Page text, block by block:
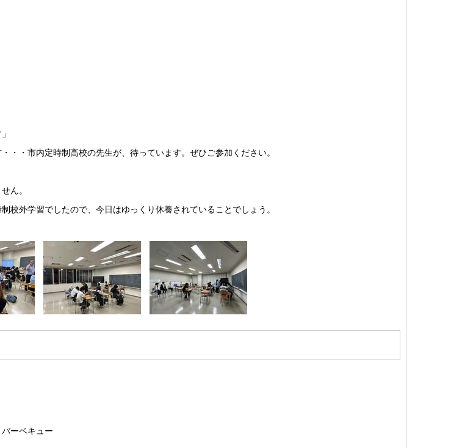
・・市内定時制高校の先生が、待っています。ぜひご参加ください。
ん。
校外学習でしたので、今日はゆっくり休養されていることでしょう。
ーベキュー